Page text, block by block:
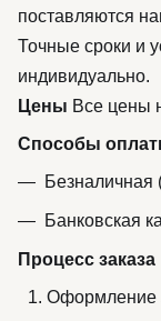
поставляются
Точные сроки и
индивидуально.
Цены Все цены
Способы
Безналичная
Банковская
Процесс заказа
Оформление